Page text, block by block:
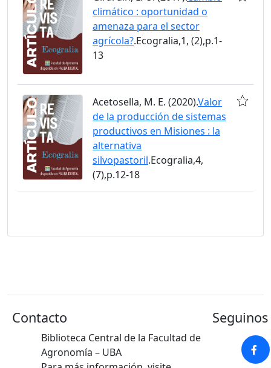
climático : oportunidad o
amenaza para el sector
agrícola?.Ecogralia,1, (2),p.1-
13
Acetosella, M. E. (2020).Valor
de la producción de sistemas
productivos en Misiones : la
alternativa
silvopastoril.Ecogralia,4,
(7),p.12-18
Contacto
Biblioteca Central de la Facultad de
Agronomía – UBA